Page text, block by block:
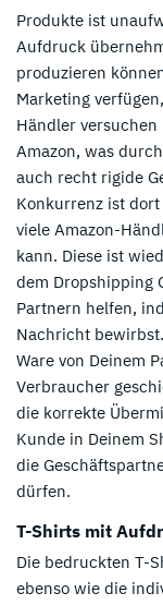
Produkte ist
Aufdruck
produzieren
Marketing
Händler
Amazon, was
auch recht rigide
Konkurrenz ist
viele Amazon-
kann. Diese ist
dem Dropshipping
Partnern helfen,
Nachricht
Ware von Deinem
Verbraucher
die korrekte
Kunde in Deinem
die
dürfen.
T-Shirts mit
Die bedruckten T-
ebenso wie die